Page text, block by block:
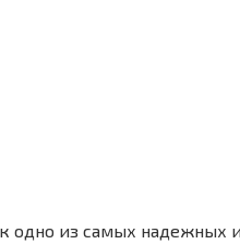
одно из самых